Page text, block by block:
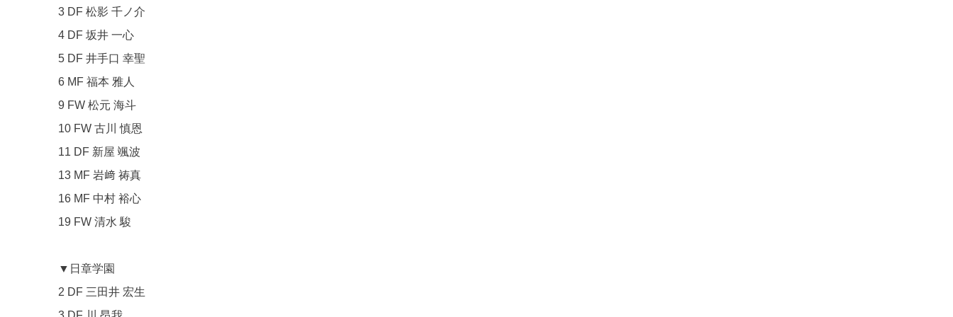
3 DF 松影 千ノ介
4 DF 坂井 一心
5 DF 井手口 幸聖
6 MF 福本 雅人
9 FW 松元 海斗
10 FW 古川 慎恩
11 DF 新屋 颯波
13 MF 岩﨑 祷真
16 MF 中村 裕心
19 FW 清水 駿
▼日章学園
2 DF 三田井 宏生